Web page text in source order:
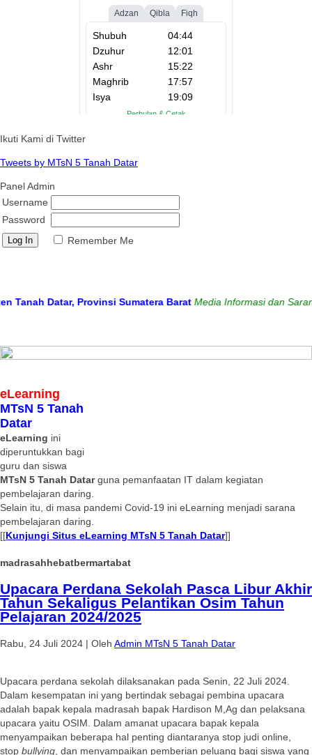
Ikuti Kami di Twitter
Tweets by MTsN 5 Tanah Datar
Panel Admin
Username
Password
Remember Me
Datar, Provinsi Sumatera Barat Media Informasi dan Sarana
eLearning
MTsN 5 Tanah
Datar
eLearning ini
diperuntukkan bagi
guru dan siswa
MTsN 5 Tanah Datarguna pemanfaatan IT dalam kegiatan
pembelajaran daring.
Selain itu, di masa pandemi Covid-19 ini eLearning menjadi sarana
pembelajaran daring.
[[Kunjungi Situs eLearning MTsN 5 Tanah Datar]]
madrasahhebatbermartabat
Upacara Perdana Sekolah Pasca Libur Akhir
Tahun Sekaligus Pelantikan Osim Tahun
Pelajaran 2024/2025
Rabu, 24 Juli 2024 | Oleh Admin MTsN 5 Tanah Datar
Upacara perdana sekolah dilaksanakan pada Senin, 22 Juli 2024.
Dalam kesempatan ini yang bertindak sebagai pembina upacara
adalah bapak kepala madrasah bapak Hardison M,Ag dan pelaksana
upacara yaitu OSIM. Dalam amanat upacara bapak kepala
menyampaikan beberapa hal penting diantaranya stop judi online,
stop bullying , dan menyampaikan pemberian peluang bagi siswa yang